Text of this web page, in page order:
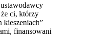
ci, którzy
finansowani